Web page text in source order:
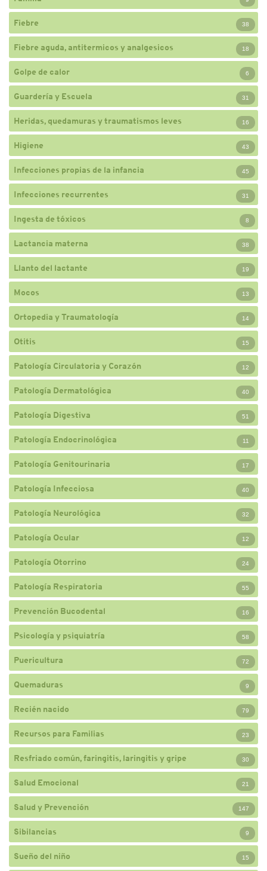
Fiebre 38
Fiebre aguda, antitermicos y analgesicos 18
Golpe de calor 6
Guardería y Escuela 31
Heridas, quedamuras y traumatismos leves 16
Higiene 43
Infecciones propias de la infancia 45
Infecciones recurrentes 31
Ingesta de tóxicos 8
Lactancia materna 38
Llanto del lactante 19
Mocos 13
Ortopedia y Traumatología 14
Otitis 15
Patología Circulatoria y Corazón 12
Patología Dermatológica 40
Patología Digestiva 51
Patología Endocrinológica 11
Patología Genitourinaria 17
Patología Infecciosa 40
Patología Neurológica 32
Patología Ocular 12
Patología Otorrino 24
Patología Respiratoria 55
Prevención Bucodental 16
Psicología y psiquiatría 58
Puericultura 72
Quemaduras 9
Recién nacido 79
Recursos para Familias 23
Resfriado común, faringitis, laringitis y gripe 30
Salud Emocional 21
Salud y Prevención 147
Sibilancias 9
Sueño del niño 15